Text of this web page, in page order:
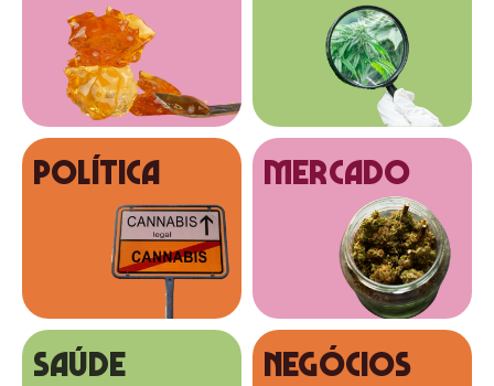
Política MERCADO
SAÚDE NEGÓCIOS